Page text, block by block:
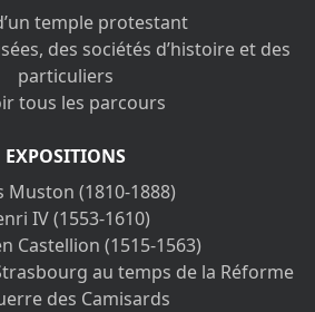
temple protestant
des sociétés d’histoire et des
particuliers
tous les parcours
EXPOSITIONS
Muston (1810-1888)
IV (1553-1610)
Castellion (1515-1563)
au temps de la Réforme
des Camisards